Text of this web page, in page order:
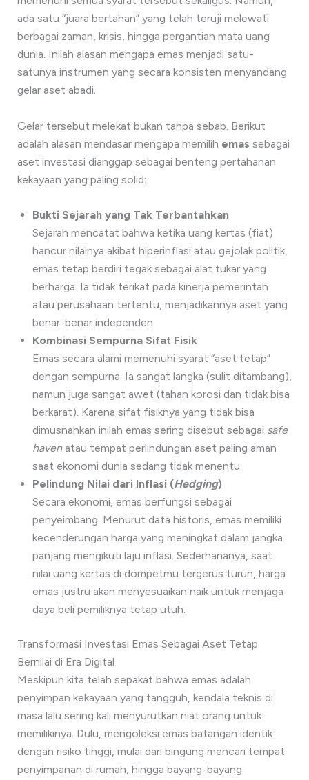
ada satu “juara bertahan” yang telah teruji melewati
berbagai zaman, krisis, hingga pergantian mata uang
dunia. Inilah alasan mengapa emas menjadi satu-
satunya instrumen yang secara konsisten menyandang
gelar aset abadi.
Gelar tersebut melekat bukan tanpa sebab. Berikut
adalah alasan mendasar mengapa memilih emas sebagai
aset investasi dianggap sebagai benteng pertahanan
kekayaan yang paling solid:
Bukti Sejarah yang Tak Terbantahkan
Sejarah mencatat bahwa ketika uang kertas (fiat)
hancur nilainya akibat hiperinflasi atau gejolak politik,
emas tetap berdiri tegak sebagai alat tukar yang
berharga. Ia tidak terikat pada kinerja pemerintah
atau perusahaan tertentu, menjadikannya aset yang
benar-benar independen.
Kombinasi Sempurna Sifat Fisik
Emas secara alami memenuhi syarat “aset tetap”
dengan sempurna. Ia sangat langka (sulit ditambang),
namun juga sangat awet (tahan korosi dan tidak bisa
berkarat). Karena sifat fisiknya yang tidak bisa
dimusnahkan inilah emas sering disebut sebagai safe
havenatau tempat perlindungan aset paling aman
saat ekonomi dunia sedang tidak menentu.
Pelindung Nilai dari Inflasi (Hedging)
Secara ekonomi, emas berfungsi sebagai
penyeimbang. Menurut data historis, emas memiliki
kecenderungan harga yang meningkat dalam jangka
panjang mengikuti laju inflasi. Sederhananya, saat
nilai uang kertas di dompetmu tergerus turun, harga
emas justru akan menyesuaikan naik untuk menjaga
daya beli pemiliknya tetap utuh.
Transformasi Investasi Emas Sebagai Aset Tetap
Bernilai di Era Digital
Meskipun kita telah sepakat bahwa emas adalah
penyimpan kekayaan yang tangguh, kendala teknis di
masa lalu sering kali menyurutkan niat orang untuk
memilikinya. Dulu, mengoleksi emas batangan identik
dengan risiko tinggi, mulai dari bingung mencari tempat
penyimpanan di rumah, hingga bayang-bayang